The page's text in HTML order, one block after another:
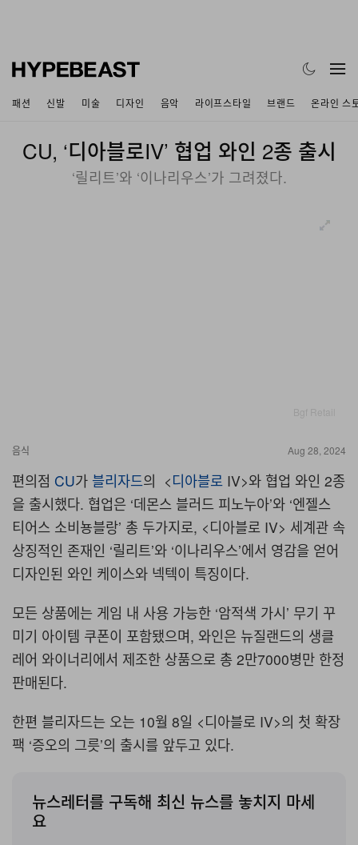
패션 신발 미술 디자인 음악 라이프스타일 브랜드 온라인 스
CU, ‘디아블로IV’ 협업 와인 2종 출시
‘릴리트’와 ‘이나리우스’가 그려졌다.
음식 Aug 28, 2024
편의점 CU가 블리자드의 <디아블로 IV>와 협업 와인 2종
을 출시했다. 협업은 ‘데몬스 블러드 피노누아’와 ‘엔젤스
티어스 소비뇽블랑’ 총 두가지로, <디아블로 IV> 세계관 속
상징적인 존재인 ‘릴리트’와 ‘이나리우스’에서 영감을 얻어
디자인된 와인 케이스와 넥텍이 특징이다.
모든 상품에는 게임 내 사용 가능한 ‘암적색 가시’ 무기 꾸
미기 아이템 쿠폰이 포함됐으며, 와인은 뉴질랜드의 생클
레어 와이너리에서 제조한 상품으로 총 2만7000병만 한정
판매된다.
한편 블리자드는 오는 10월 8일 <디아블로 IV>의 첫 확장
팩 ‘증오의 그릇’의 출시를 앞두고 있다.
뉴스레터를 구독해 최신 뉴스를 놓치지 마세
요